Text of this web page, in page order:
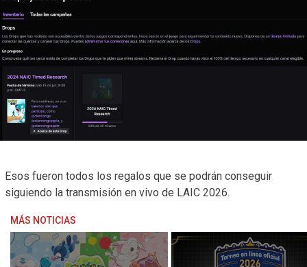
Esos fueron todos los regalos que se podrán conseguir
siguiendo la transmisión en vivo de LAIC 2026.
MÁS NOTICIAS